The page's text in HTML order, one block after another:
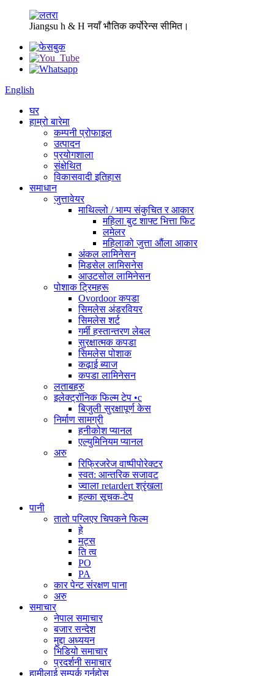
Jiangsu h & H नयाँ भौतिक कर्पोरेन्स सीमित।
English
घर
हाम्रो बारेमा
कम्पनी प्रोफाइल
उत्पादन
प्रयोगशाला
संक्षेथित
विकासवादी इतिहास
समाधान
जुत्तावेयर
माथिल्लो / भाम्प संकुचित र आकार
महिला बुट शाफ्ट भित्ता फिट
लमेलर
महिलाको जुत्ता औंला आकार
अंकल लामिनेसन
मिडसेल लामिसनेस
आउटसोल लामिनेसन
पोशाक ट्रिमहरू
Ovordoor कपडा
सिमलेस अंडरवियर
सिमलेस शर्ट
गर्मी हस्तान्तरण लेबल
सुरक्षात्मक कपडा
सिमलेस पोशाक
कढ़ाई ब्याज
कपडा लामिनेसन
लताबहरु
इलेक्ट्रॉनिक फिल्म टेप •c
बिजुली सुरक्षापूर्ण केस
निर्माण सामग्री
हनीकोश प्यानल
एल्युमिनियम प्यानल
अरु
रिफ्रिजरेज वाष्पीपोरेक्टर
स्वत: आन्तरिक सजावट
ज्वाला retardert श्रृंखला
हल्का सूचक-टेप
पानी
तातो पग्लिएर चिपकने फिल्म
हे
मट्स
ति त्व
PO
PA
कार पेन्ट संरक्षण पाना
अरु
समाचार
नेपाल समाचार
बजार सन्देश
मुद्दा अध्ययन
भिडियो समाचार
प्रदर्शनी समाचार
हामीलाई सम्पर्क गर्नुहोस